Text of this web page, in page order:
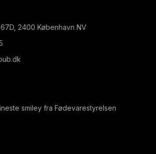
2400 København NV
smiley fra Fødevarestyrelsen